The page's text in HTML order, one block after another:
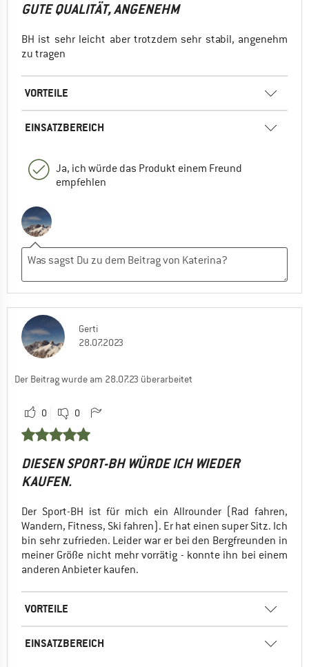
GUTE QUALITÄT, ANGENEHM
BH ist sehr leicht aber trotzdem sehr stabil, angenehm
zu tragen
VORTEILE
EINSATZBEREICH
Ja, ich würde das Produkt einem Freund
empfehlen
Gerti
28.07.2023
Der Beitrag wurde am 28.07.23 überarbeitet
0 0
DIESEN SPORT-BH WÜRDE ICH WIEDER
KAUFEN.
Der Sport-BH ist für mich ein Allrounder (Rad fahren,
Wandern, Fitness, Ski fahren). Er hat einen super Sitz. Ich
bin sehr zufrieden. Leider war er bei den Bergfreunden in
meiner Größe nicht mehr vorrätig - konnte ihn bei einem
anderen Anbieter kaufen.
VORTEILE
EINSATZBEREICH